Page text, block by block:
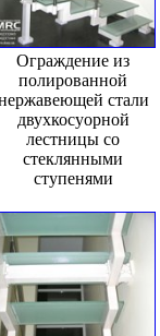
Ограждение из
полированной
стали
двухкосуорной
лестницы со
стеклянными
ступенями